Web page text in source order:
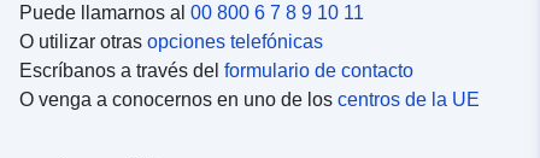
Puede llamarnos al 00 800 6 7 8 9 10 11
O utilizar otras opciones telefónicas
Escríbanos a través del formulario de contacto
O venga a conocernos en uno de los centros de la UE